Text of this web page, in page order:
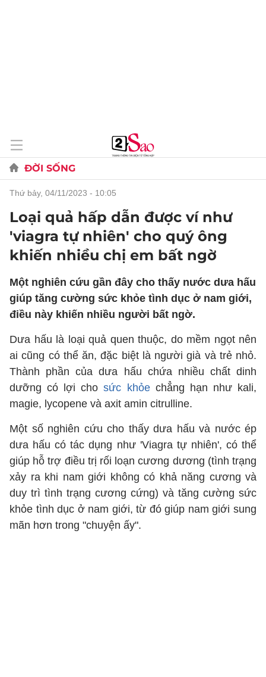
ĐỜI SỐNG
thứ bảy, 04/11/2023 - 10:05
Loại quả hấp dẫn được ví như
'viagra tự nhiên' cho quý ông
khiến nhiều chị em bất ngờ
Một nghiên cứu gần đây cho thấy nước dưa hấu
giúp tăng cường sức khỏe tình dục ở nam giới,
điều này khiến nhiều người bất ngờ.
Dưa hấu là loại quả quen thuộc, do mềm ngọt nên
ai cũng có thể ăn, đặc biệt là người già và trẻ nhỏ.
Thành phần của dưa hấu chứa nhiều chất dinh
dưỡng có lợi chosức khỏechẳng hạn như kali,
magie, lycopene và axit amin citrulline.
Một số nghiên cứu cho thấy dưa hấu và nước ép
dưa hấu có tác dụng như 'Viagra tự nhiên', có thể
giúp hỗ trợ điều trị rối loạn cương dương (tình trạng
xảy ra khi nam giới không có khả năng cương và
duy trì tình trạng cương cứng) và tăng cường sức
khỏe tình dục ở nam giới, từ đó giúp nam giới sung
mãn hơn trong "chuyện ấy".